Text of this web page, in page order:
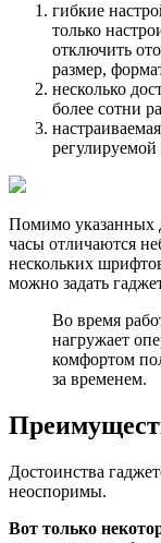
гибкие
только
отключить
размер,
несколько
более сотни
Помимо указанных
часы отличаются
нескольких
можно задать
Во время
нагружает
комфортом
за временем.
Достоинства
неоспоримы.
Вот только